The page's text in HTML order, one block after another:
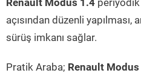
Renault Modus 1.4 periyodik
açısından düzenli yapılması,
sürüş imkanı sağlar.
Pratik Araba; Renault